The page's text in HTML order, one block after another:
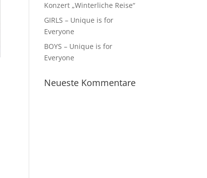
Konzert „Winterliche Reise“
GIRLS – Unique is for
Everyone
BOYS – Unique is for
Everyone
Neueste Kommentare